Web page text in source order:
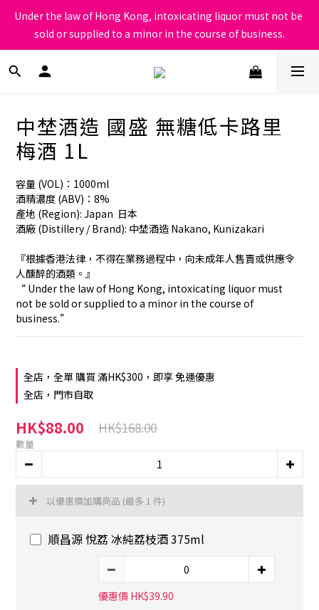
根據香港法律，不得在業務過程中，向未成年人售賣或供應令人醺
醉的酒類
Under the law of Hong Kong, intoxicating liquor must not be
sold or supplied to a minor in the course of business.
根據香港法律，不得在業務過程中，向未成年人售賣或供應令人醺
醉的酒類
中埜酒造 國盛 無糖低卡路里
梅酒 1L
容量 (VOL)：1000ml
酒精濃度 (ABV)：8%
產地 (Region): Japan  日本
酒廠 (Distillery / Brand): 中埜酒造 Nakano, Kunizakari
『根據香港法律，不得在業務過程中，向未成年人售賣或供應令
人醺醉的酒類。』
“ Under the law of Hong Kong, intoxicating liquor must
not be sold or supplied to a minor in the course of
business.”
全店，全單 購買 滿HK$300，即享 免運優惠
全店，門市自取
HK$88.00 HK$168.00
數量
以優惠價加購商品 (最多 1 件)
順昌源 悅荔 冰純荔枝酒 375ml
優惠價 HK$39.90